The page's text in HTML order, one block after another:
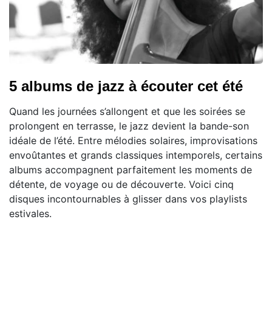
5 albums de jazz à écouter cet été
Quand les journées s’allongent et que les soirées se
prolongent en terrasse, le jazz devient la bande-son
idéale de l’été. Entre mélodies solaires, improvisations
envoûtantes et grands classiques intemporels, certains
albums accompagnent parfaitement les moments de
détente, de voyage ou de découverte. Voici cinq
disques incontournables à glisser dans vos playlists
estivales.